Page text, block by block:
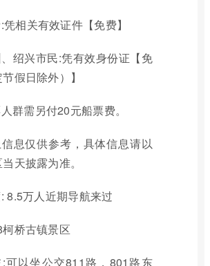
相关有效证件【免费】
绍兴市民:凭有效身份证【免
假日除外）】
群需另付20元船票费。
息仅供参考，具体信息请以
天披露为准。
8.5万人近期导航来过
桥古镇景区
可以坐公交811路，801路东